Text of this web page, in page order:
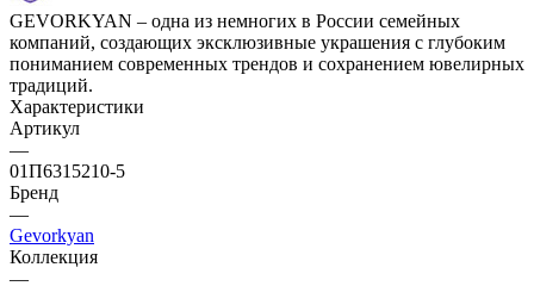
GEVORKYAN – одна из немногих в России семейных
компаний, создающих эксклюзивные украшения с глубоким
пониманием современных трендов и сохранением ювелирных
традиций.
Характеристики
Артикул
—
01П6315210-5
Бренд
—
Gevorkyan
Коллекция
—